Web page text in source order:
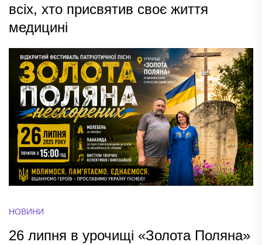
всіх, хто присвятив своє життя
медицині
НОВИНИ
26 липня в урочищі «Золота Поляна»